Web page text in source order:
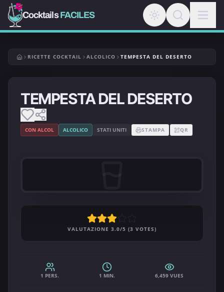
CocktailsFACILES
RICETTE COCKTAIL ALCOLICO TEMPESTA DEL DESERTO
TEMPESTA DEL DESERTO
CON ALCOL ALCOLICO STATI UNITI STAMPA QR
VALUTAZIONE 3.0/5 (3 VOTES)
1 PERS. 1 MIN. 6,459 VUES